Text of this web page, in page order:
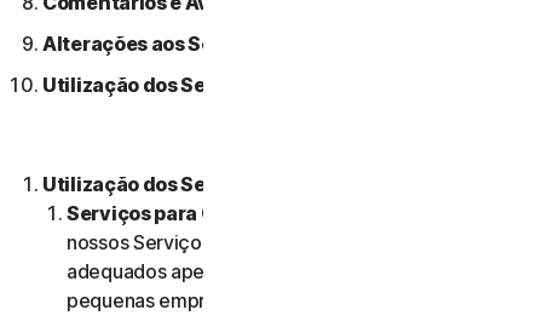
Alterações aos Serviços.
Utilização dos Serviços Através de uma Rede.
Utilização dos Serviços.
Serviços para Consumidores ou Empresas
nossos Serviços para Consumidores são criados e
adequados apenas para consumidores e não para
pequenas empresas.